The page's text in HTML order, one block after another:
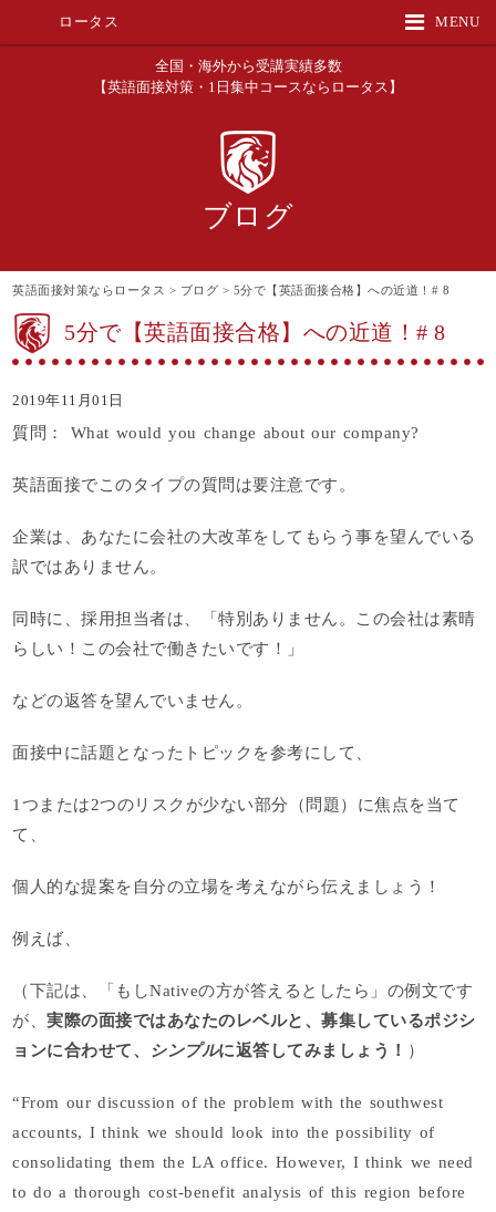
MENU
ロータス
全国・海外から受講実績多数
【英語面接対策・1日集中コースならロータス】
ブログ
英語面接対策ならロータス > ブログ > 5分で【英語面接合格】への近道！# 8
5分で【英語面接合格】への近道！# 8
2019年11月01日
質問： What would you change about our company?
英語面接でこのタイプの質問は要注意です。
企業は、あなたに会社の大改革をしてもらう事を望んでいる
訳ではありません。
同時に、採用担当者は、「特別ありません。この会社は素晴
らしい！この会社で働きたいです！」
などの返答を望んでいません。
面接中に話題となったトピックを参考にして、
1つまたは2つのリスクが少ない部分（問題）に焦点を当て
て、
個人的な提案を自分の立場を考えながら伝えましょう！
例えば、
（下記は、「もしNativeの方が答えるとしたら」の例文です
が、実際の面接ではあなたのレベルと、募集しているポジシ
ョンに合わせて、 シンプルに返答してみましょう！ ）
“From our discussion of the problem with the southwest
accounts, I think we should look into the possibility of
consolidating them the LA office. However, I think we need
to do a thorough cost-benefit analysis of this region before